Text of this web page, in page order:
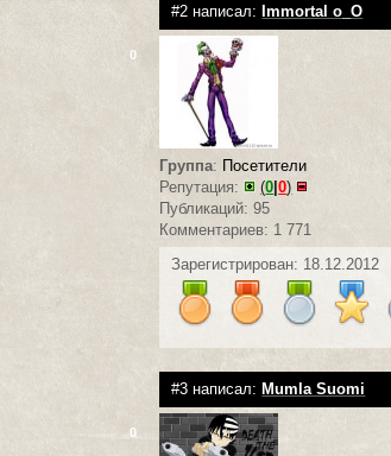
#2 написал: Immortal o_O
0
Группа: Посетители
Репутация:
(0 |0)
Публикаций: 95
Комментариев: 1 771
Зарегистрирован: 18.12.2012
#3 написал: Mumla Suomi
0